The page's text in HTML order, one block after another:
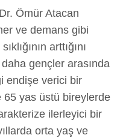
Ömür Atacan
ve demans gibi
arttığını
gençler arasında
endişe verici bir
65 yas üstü bireylerde
ilerleyici bir
orta yaş ve